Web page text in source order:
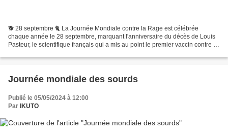
🐕 28 septembre 🐈 La Journée Mondiale contre la Rage est célébrée
chaque année le 28 septembre, marquant l'anniversaire du décès de Louis
Pasteur, le scientifique français qui a mis au point le premier vaccin contre la
Journée mondiale des sourds
Publié le 05/05/2024 à 12:00
Par IKUTO